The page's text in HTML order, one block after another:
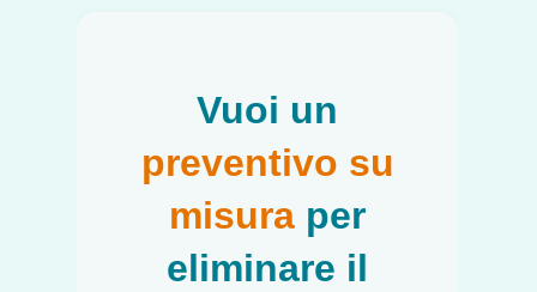
Vuoi un
preventivo su
misura per
eliminare il